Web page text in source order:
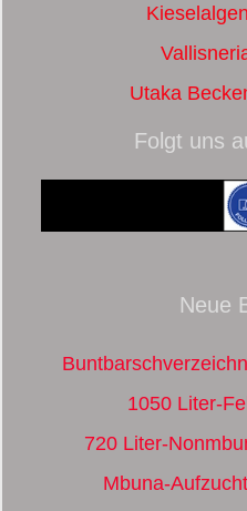
Utaka
Folgt uns
Neue
1050 Liter-
720 Liter-
Mbuna-